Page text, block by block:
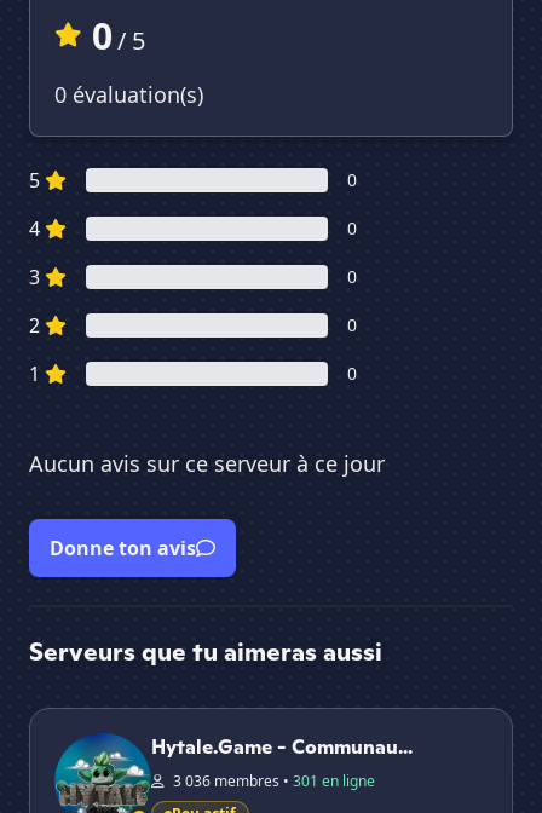
0/ 5
0 évaluation(s)
5 0
4 0
3 0
2 0
1 0
Aucun avis sur ce serveur à ce jour
Donne ton avis
Serveurs que tu aimeras aussi
Hytale.Game - Communauté francophone d'Hytale
Hytale.Game - Communau...
3 036 membres • 301 en ligne